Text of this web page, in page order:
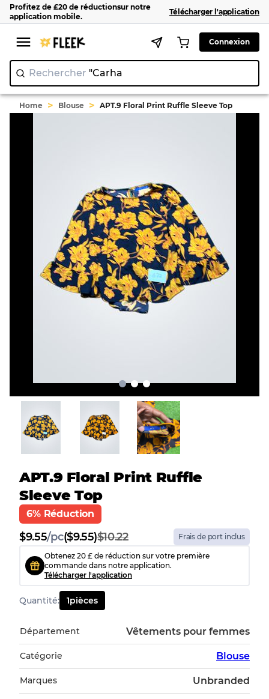
Profitez de £20 de réductionsur notre
application mobile. Télécharger l'application
Connexion
Rechercher "
Home > Blouse > APT.9 Floral Print Ruffle Sleeve Top
APT.9 Floral Print Ruffle
Sleeve Top
6% Réduction
$9.55/pc($9.55)$10.22 Frais de port inclus
Obtenez 20 £ de réduction sur votre première
commande dans notre application.
Télécharger l'application
Quantité: 1pièces
Département Vêtements pour femmes
Catégorie Blouse
Marques Unbranded